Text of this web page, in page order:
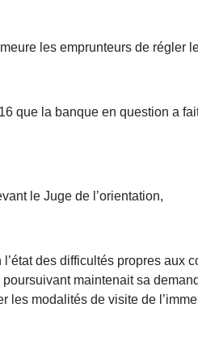
les emprunteurs de
que la banque en question a
le Juge de l’orientation,
des difficultés propres aux
poursuivant maintenait sa
les modalités de visite de